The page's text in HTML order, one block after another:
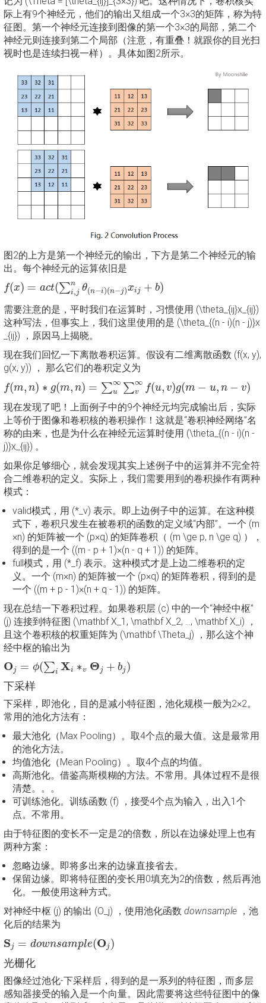
际上有9个神经元，他们的输出又组成一个3×3的矩阵，称为特
征图。第一个神经元连接到图像的第一个3×3的局部，第二个
神经元则连接到第二个局部（注意，有重叠！就跟你的目光扫
视时也是连续扫视一样）。具体如图2所示。
图2的上方是第一个神经元的输出，下方是第二个神经元的输
出。每个神经元的运算依旧是
f(x) = act(∑n
i,j θ(n−i)(n−j)xij + b)
f(x )= ∑,jnθ( −
需要注意的是，平时我们在运算时，习惯使用 (\theta_{ij}x_{ij})
这种写法，但事实上，我们这里使用的是 (\theta_{(n - i)(n - j)}x
_{ij}) ，原因马上揭晓。
现在我们回忆一下离散卷积运算。假设有二维离散函数 (f(x, y),
g(x, y)) ， 那么它们的卷积定义为
f(m, n) ∗ g(m, n) = ∑∞
u ∑∞
v f(u, v)g(m − u, n − v)
f(m ∗ m =∑ ∞∑v∞f(u v) m −u
现在发现了吧！上面例子中的9个神经元均完成输出后，实际
上等价于图像和卷积核的卷积操作！这就是“卷积神经网络”名
称的由来，也是为什么在神经元运算时使用 (\theta_{(n - i)(n -
j)}x_{ij}) 。
如果你足够细心，就会发现其实上述例子中的运算并不完全符
合二维卷积的定义。实际上，我们需要用到的卷积操作有两种
模式：
valid模式，用 (*_v) 表示。即上边例子中的运算。在这种模
式下，卷积只发生在被卷积的函数的定义域“内部”。一个 (m
×n) 的矩阵被一个 (p×q) 的矩阵卷积（ (m \ge p, n \ge q) ），
得到的是一个 ((m - p + 1)×(n - q + 1)) 的矩阵。
full模式，用 (*_f) 表示。这种模式才是上边二维卷积的定
义。一个 (m×n) 的矩阵被一个 (p×q) 的矩阵卷积，得到的是
一个 ((m + p - 1)×(n + q - 1)) 的矩阵。
现在总结一下卷积过程。如果卷积层 (c) 中的一个“神经中枢”
(j) 连接到特征图 (\mathbf X_1, \mathbf X_2, …, \mathbf X_i) ，
且这个卷积核的权重矩阵为 (\mathbf \Theta_j) ，那么这个神
经中枢的输出为
Oj = ϕ(∑i Xi ∗v Θj + bj)
Oj ∑Xi∗ vΘ )
下采样
下采样，即池化，目的是减小特征图，池化规模一般为2×2。
常用的池化方法有：
最大池化（Max Pooling）。取4个点的最大值。这是最常用
的池化方法。
均值池化（Mean Pooling）。取4个点的均值。
高斯池化。借鉴高斯模糊的方法。不常用。具体过程不是很
清楚。。。
可训练池化。训练函数 (f) ，接受4个点为输入，出入1个
点。不常用。
由于特征图的变长不一定是2的倍数，所以在边缘处理上也有
两种方案：
忽略边缘。即将多出来的边缘直接省去。
保留边缘。即将特征图的变长用0填充为2的倍数，然后再池
化。一般使用这种方式。
对神经中枢 (j) 的输出 (O_j) ，使用池化函数 downsample ，池
化后的结果为
Sj = downsample(Oj )
S w (O j)
光栅化
图像经过池化-下采样后，得到的是一系列的特征图，而多层
感知器接受的输入是一个向量。因此需要将这些特征图中的像